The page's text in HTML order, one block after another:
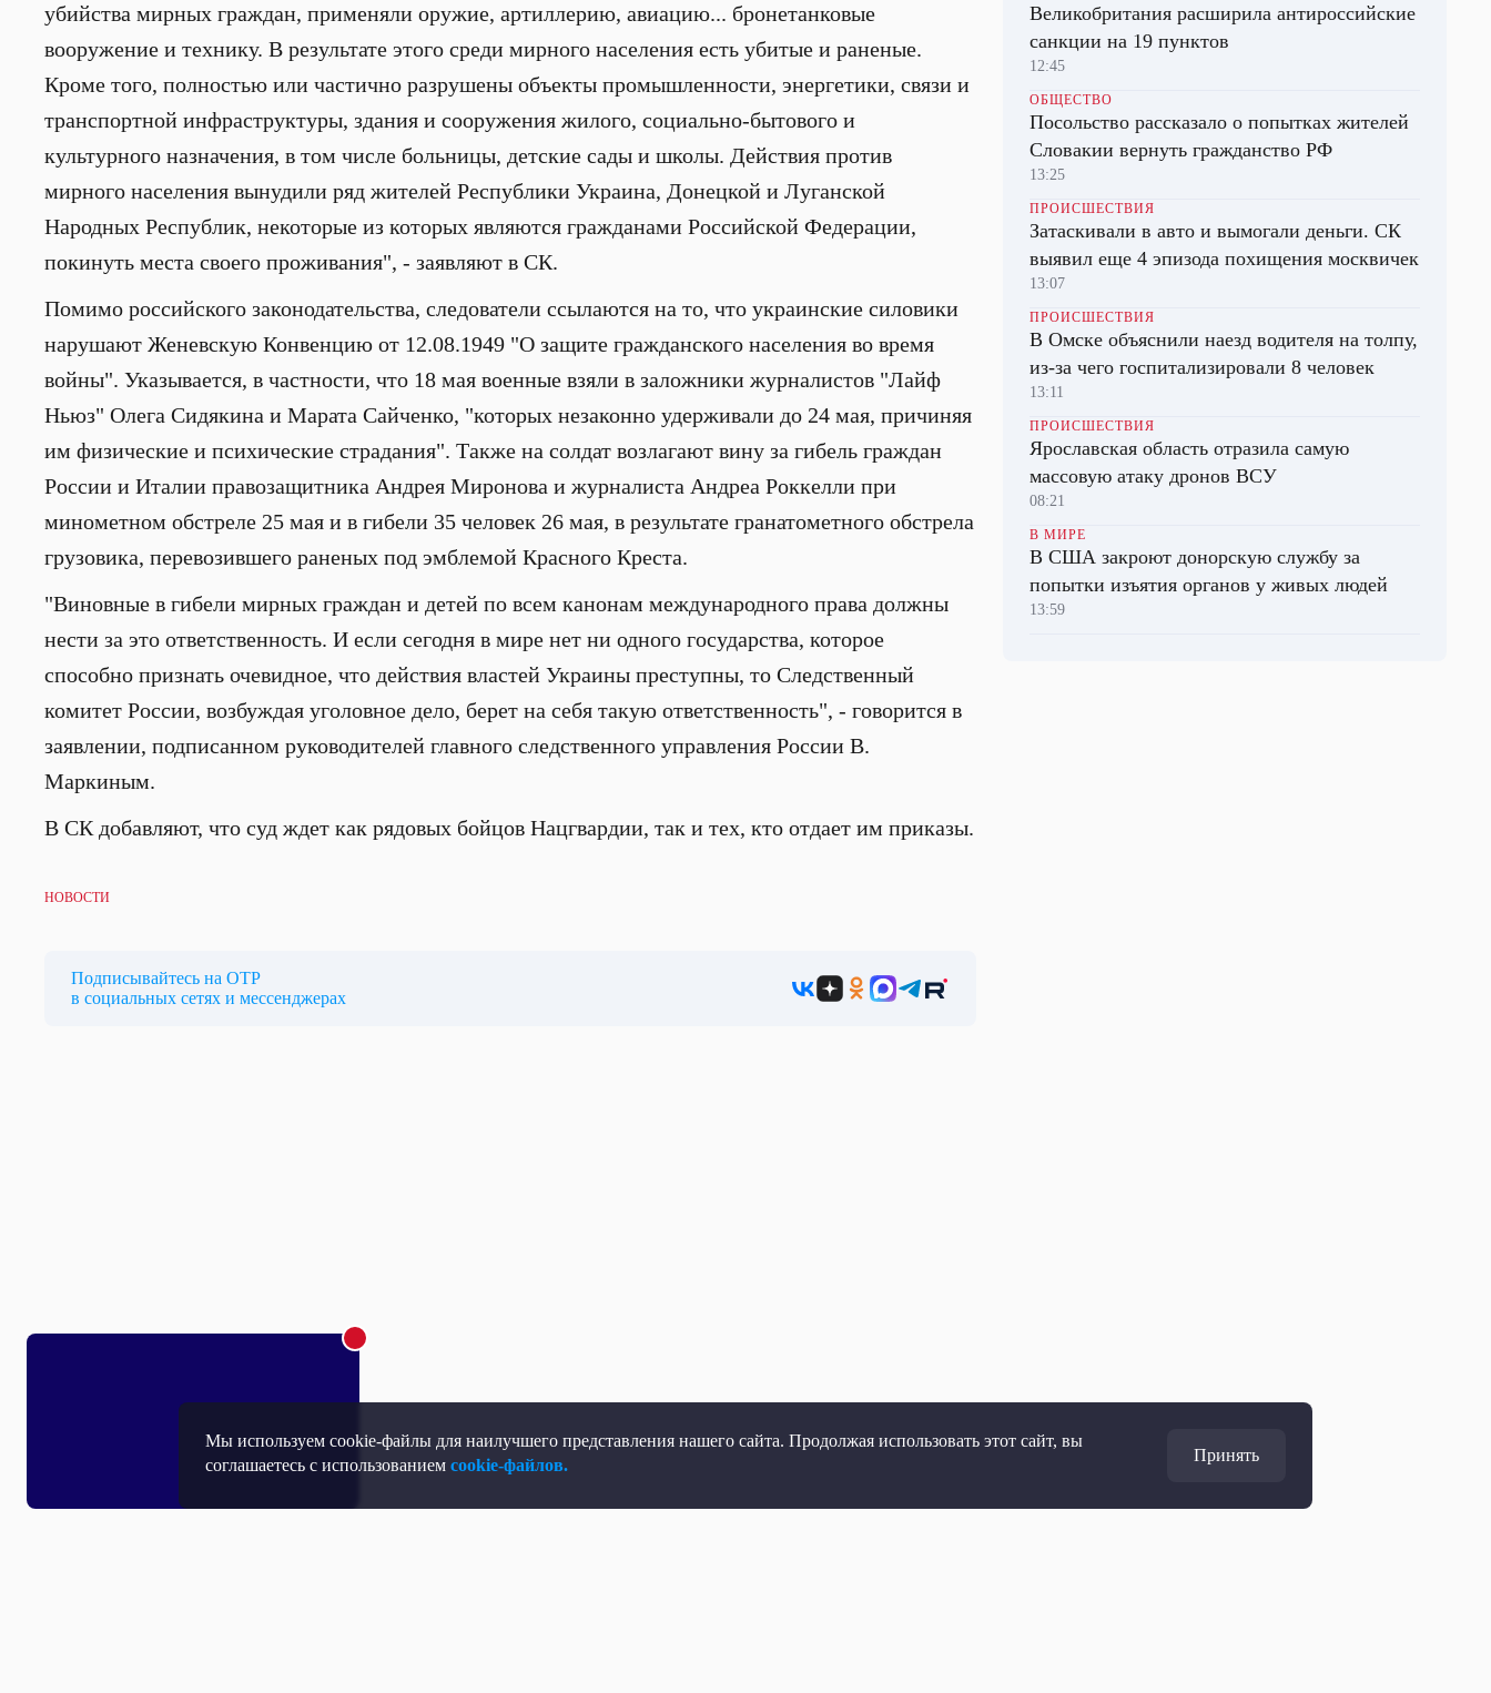
Мы используем cookie-файлы для наилучшего представления нашего сайта. Продолжая использовать этот сайт, вы
соглашаетесь с использованиемcookie-файлов.
Принять
убийства мирных граждан, применяли оружие, артиллерию, авиацию... бронетанковые
вооружение и технику. В результате этого среди мирного населения есть убитые и раненые.
Кроме того, полностью или частично разрушены объекты промышленности, энергетики, связи и
транспортной инфраструктуры, здания и сооружения жилого, социально-бытового и
культурного назначения, в том числе больницы, детские сады и школы. Действия против
мирного населения вынудили ряд жителей Республики Украина, Донецкой и Луганской
Народных Республик, некоторые из которых являются гражданами Российской Федерации,
покинуть места своего проживания", - заявляют в СК.
Помимо российского законодательства, следователи ссылаются на то, что украинские силовики
нарушают Женевскую Конвенцию от 12.08.1949 "О защите гражданского населения во время
войны". Указывается, в частности, что 18 мая военные взяли в заложники журналистов "Лайф
Ньюз" Олега Сидякина и Марата Сайченко, "которых незаконно удерживали до 24 мая, причиняя
им физические и психические страдания". Также на солдат возлагают вину за гибель граждан
России и Италии правозащитника Андрея Миронова и журналиста Андреа Роккелли при
минометном обстреле 25 мая и в гибели 35 человек 26 мая, в результате гранатометного обстрела
грузовика, перевозившего раненых под эмблемой Красного Креста.
"Виновные в гибели мирных граждан и детей по всем канонам международного права должны
нести за это ответственность. И если сегодня в мире нет ни одного государства, которое
способно признать очевидное, что действия властей Украины преступны, то Следственный
комитет России, возбуждая уголовное дело, берет на себя такую ответственность", - говорится в
заявлении, подписанном руководителей главного следственного управления России В.
Маркиным.
В СК добавляют, что суд ждет как рядовых бойцов Нацгвардии, так и тех, кто отдает им приказы.
НОВОСТИ
Подписывайтесь на ОТР
в социальных сетях и мессенджерах
Великобритания расширила антироссийские
санкции на 19 пунктов
12:45
ОБЩЕСТВО
Посольство рассказало о попытках жителей
Словакии вернуть гражданство РФ
13:25
ПРОИСШЕСТВИЯ
Затаскивали в авто и вымогали деньги. СК
выявил еще 4 эпизода похищения москвичек
13:07
ПРОИСШЕСТВИЯ
В Омске объяснили наезд водителя на толпу,
из-за чего госпитализировали 8 человек
13:11
ПРОИСШЕСТВИЯ
Ярославская область отразила самую
массовую атаку дронов ВСУ
08:21
В МИРЕ
В США закроют донорскую службу за
попытки изъятия органов у живых людей
13:59